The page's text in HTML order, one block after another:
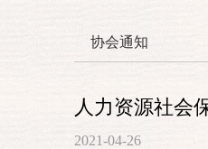
协会通知
人力资源社会
2021-04-26